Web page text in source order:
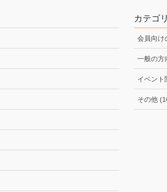
カテゴ
会員向け
一般の方
イベント
その他